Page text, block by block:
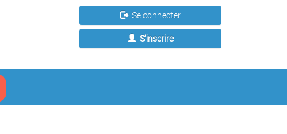
Se connecter
S'inscrire